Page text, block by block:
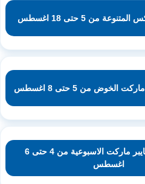
من 5 حتى 18 اغسطس
الخوض من 5 حتى 8 اغسطس
عروض مكة هايبر ماركت الاسبوعية من 4 حتى 6
اغسطس